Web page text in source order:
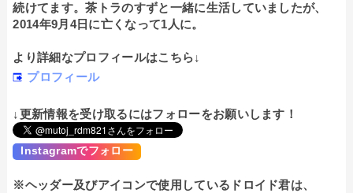
続けてます。茶トラのすずと一緒に生活していましたが、
2014年9月4日に亡くなって1人に。
より詳細なプロフィールはこちら↓
プロフィール
↓更新情報を受け取るにはフォローをお願いします！
Instagramでフォロー
※ヘッダー及びアイコンで使用しているドロイド君は、